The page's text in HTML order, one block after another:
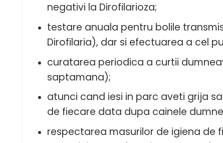
negativi la Dirofilarioza;
testare anuala pentru bolile
Dirofilaria), dar si efectuarea a cel
curatarea periodica a curtii
saptamana);
atunci cand iesi in parc aveti grija
de fiecare data dupa cainele
respectarea masurilor de igiena